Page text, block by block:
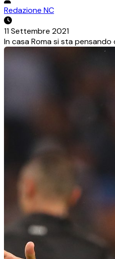
Redazione NC
11 Settembre 2021
In casa Roma si sta